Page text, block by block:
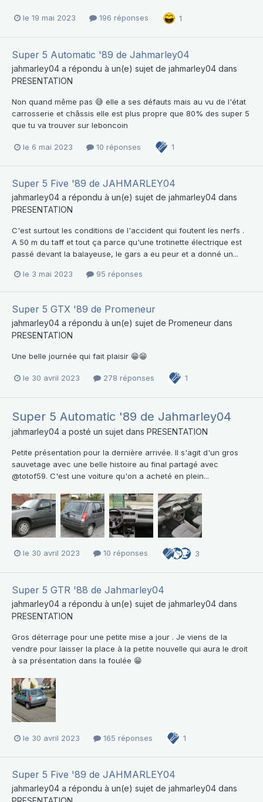
le 19 mai 2023 196 réponses 1
Super 5 Automatic '89 de Jahmarley04
jahmarley04 a répondu à un(e) sujet de jahmarley04 dans
PRESENTATION
Non quand même pas 😅 elle a ses défauts mais au vu de l'état
carrosserie et châssis elle est plus propre que 80% des super 5
que tu va trouver sur leboncoin
le 6 mai 2023 10 réponses 1
Super 5 Five '89 de JAHMARLEY04
jahmarley04 a répondu à un(e) sujet de jahmarley04 dans
PRESENTATION
C'est surtout les conditions de l'accident qui foutent les nerfs .
A 50 m du taff et tout ça parce qu'une trotinette électrique est
passé devant la balayeuse, le gars a eu peur et a donné un...
le 3 mai 2023 95 réponses
Super 5 GTX '89 de Promeneur
jahmarley04 a répondu à un(e) sujet de Promeneur dans
PRESENTATION
Une belle journée qui fait plaisir 😁😁
le 30 avril 2023 278 réponses 1
Super 5 Automatic '89 de Jahmarley04
jahmarley04 a posté un sujet dans PRESENTATION
Petite présentation pour la dernière arrivée. Il s'agit d'un gros
sauvetage avec une belle histoire au final partagé avec
@totof59. C'est une voiture qu'on a acheté en plein...
le 30 avril 2023 10 réponses 3
Super 5 GTR '88 de Jahmarley04
jahmarley04 a répondu à un(e) sujet de jahmarley04 dans
PRESENTATION
Gros déterrage pour une petite mise a jour . Je viens de la
vendre pour laisser la place à la petite nouvelle qui aura le droit
à sa présentation dans la foulée 😁
le 30 avril 2023 165 réponses 1
Super 5 Five '89 de JAHMARLEY04
jahmarley04 a répondu à un(e) sujet de jahmarley04 dans